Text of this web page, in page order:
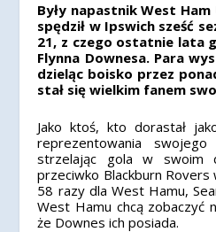
Były napastnik West
spędził w Ipswich sześć
21, z czego ostatnie lata
Flynna Downesa. Para
dzieląc boisko przez
stał się wielkim fanem
Jako ktoś, kto dorastał
reprezentowania
strzelając gola w swoim
przeciwko Blackburn
58 razy dla West Hamu,
West Hamu chcą zobaczyć
że Downes ich posiada.